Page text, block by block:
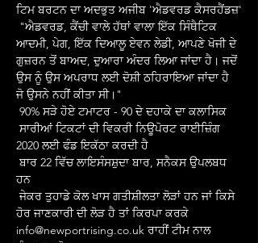
ਟਿਮ ਬਰਟਨ ਦਾ ਅਦਭੁਤ ਅਜੀਬ 'ਐਡਵਰਡ ਕੈਸਰਹੈਂਡਜ਼'
ਆਦਮੀ, ਪੇਗ, ਇੱਕ ਦਿਆਲੂ ਏਵਨ ਲੇਡੀ, ਆਪਣੇ ਖੋਜੀ ਦੇ
ਗੁਜ਼ਰਨ ਤੋਂ ਬਾਅਦ, ਦੁਆਰਾ ਅੰਦਰ ਲਿਆ ਜਾਂਦਾ ਹੈ। ਜਦੋਂ
ਉਸ ਨੂੰ ਉਸ ਅਪਰਾਧ ਲਈ ਦੋਸ਼ੀ ਠਹਿਰਾਇਆ ਜਾਂਦਾ ਹੈ
ਜੋ ਉਸਨੇ ਨਹੀਂ ਕੀਤਾ ਸੀ।"
90% ਸੜੇ ਹੋਏ ਟਮਾਟਰ - 90 ਦੇ ਦਹਾਕੇ ਦਾ ਕਲਾਸਿਕ
2020 ਲਈ ਫੰਡ ਇਕੱਠਾ ਕਰਦੀ ਹੈ
ਬਾਰ 22 ਵਿੱਚ ਲਾਇਸੰਸਸ਼ੁਦਾ ਬਾਰ, ਸਨੈਕਸ ਉਪਲਬਧ
ਹਨ
ਜੇਕਰ ਤੁਹਾਡੇ ਕੋਲ ਖਾਸ ਗਤੀਸ਼ੀਲਤਾ ਲੋੜਾਂ ਹਨ ਜਾਂ ਕਿਸੇ
ਹੋਰ ਜਾਣਕਾਰੀ ਦੀ ਲੋੜ ਹੈ ਤਾਂ ਕਿਰਪਾ ਕਰਕੇ
info@newportrising.co.uk ਰਾਹੀਂ ਟੀਮ ਨਾਲ